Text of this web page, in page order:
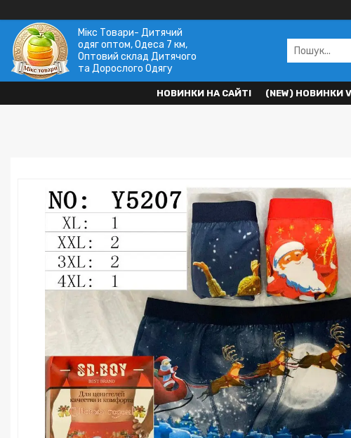
Мікс Товари- Дитячий
одяг оптом, Одеса 7 км,
Оптовий склад Дитячого
та Дорослого Одягу
НОВИНКИ НА САЙТІ (NEW) НОВИНКИ